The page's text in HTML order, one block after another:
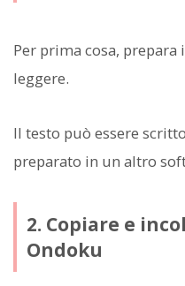
Per prima cosa,
leggere.
Il testo può essere
preparato in un altro
2. Copiare e
Ondoku